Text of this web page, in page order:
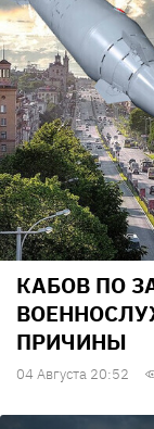
КАБОВ ПО
ПРИЧИНЫ
04 Августа 20:52